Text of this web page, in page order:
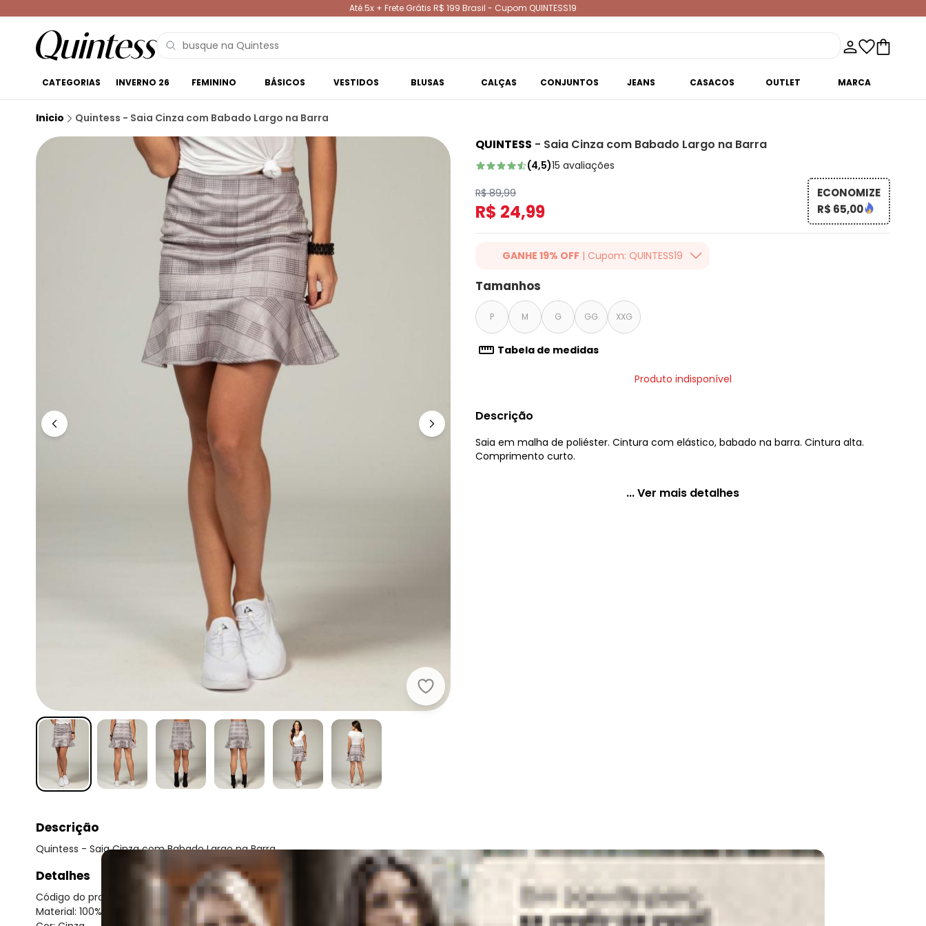
Até 5x + Frete Grátis R$ 199 Brasil - Cupom QUINTESS19
CATEGORIAS INVERNO 26 FEMININO BÁSICOS VESTIDOS BLUSAS CALÇAS CONJUNTOS JEANS CASACOS OUTLET MARCA
Inicio Quintess - Saia Cinza com Babado Largo na Barra
Quintess - Saia Cinza com Babado Largo na Barra
QUINTESS - Saia Cinza com Babado Largo na Barra
(4,5)15 avaliações
R$ 89,99
R$ 24,99
ECONOMIZE
R$ 65,00
GANHE 19% OFF | Cupom: QUINTESS19
Ganhe 19% OFF Extra em qualquer valor, usando o
cupom: QUINTESS19. Válido para toda loja Quintess,
até 07/08/2026.
Tamanhos
P M G GG XXG
Tabela de medidas
Produto indisponível
Descrição
Saia em malha de poliéster. Cintura com elástico, babado na barra. Cintura alta.
Comprimento curto.
... Ver mais detalhes
Descrição
Quintess - Saia Cinza com Babado Largo na Barra
Detalhes
Código do produto: 3201423
Material: 100% POLIÉSTER